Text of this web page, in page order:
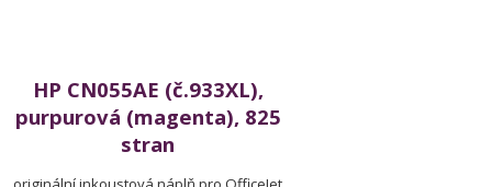
HP CN055AE (č.933XL),
purpurová (magenta), 825
stran